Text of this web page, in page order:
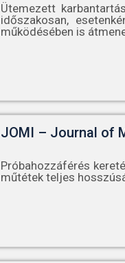
Ütemezett
időszakosan,
működésében is
JOMI – Journal of
Próbahozzáférés
műtétek teljes